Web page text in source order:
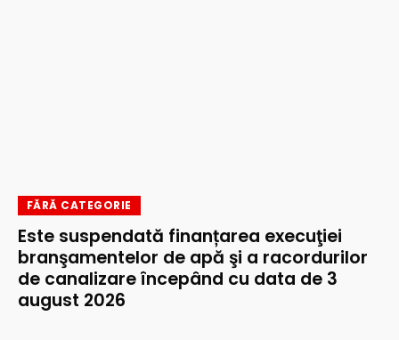
FĂRĂ CATEGORIE
Este suspendată finanțarea execuţiei
branşamentelor de apă şi a racordurilor
de canalizare începând cu data de 3
august 2026